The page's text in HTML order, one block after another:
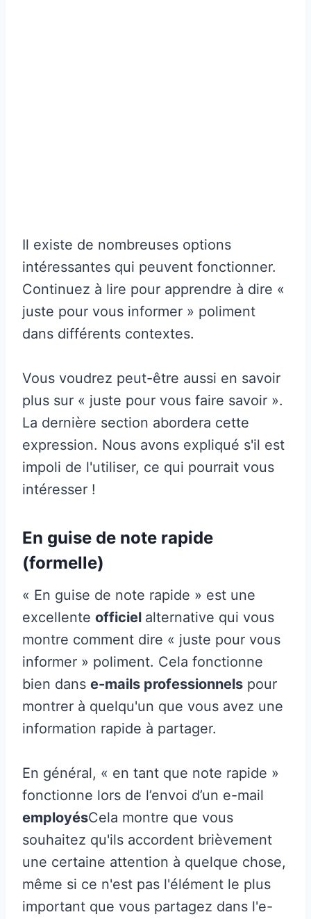
Il existe de nombreuses options
intéressantes qui peuvent fonctionner.
Continuez à lire pour apprendre à dire «
juste pour vous informer » poliment
dans différents contextes.
Vous voudrez peut-être aussi en savoir
plus sur « juste pour vous faire savoir ».
La dernière section abordera cette
expression. Nous avons expliqué s'il est
impoli de l'utiliser, ce qui pourrait vous
intéresser !
En guise de note rapide
(formelle)
« En guise de note rapide » est une
excellente officiel alternative qui vous
montre comment dire « juste pour vous
informer » poliment. Cela fonctionne
bien dans e-mails professionnels pour
montrer à quelqu'un que vous avez une
information rapide à partager.
En général, « en tant que note rapide »
fonctionne lors de l’envoi d’un e-mail
employésCela montre que vous
souhaitez qu'ils accordent brièvement
une certaine attention à quelque chose,
même si ce n'est pas l'élément le plus
important que vous partagez dans l'e-